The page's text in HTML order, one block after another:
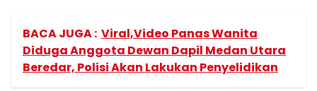
BACA JUGA : Viral,Video Panas Wanita
Diduga Anggota Dewan Dapil Medan Utara
Beredar, Polisi Akan Lakukan Penyelidikan